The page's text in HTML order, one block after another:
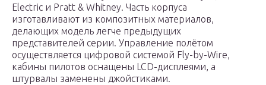
Electric и Pratt & Whitney. Часть корпуса
изготавливают из композитных материалов,
делающих модель легче предыдущих
представителей серии. Управление полётом
осуществляется цифровой системой Fly-by-Wire,
кабины пилотов оснащены LCD-дисплеями, а
штурвалы заменены джойстиками.